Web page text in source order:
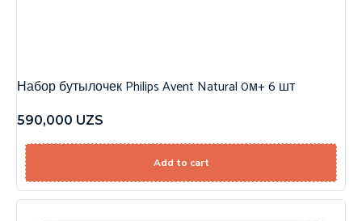
Набор бутылочек Philips Avent Natural 0м+ 6 шт
590,000 UZS
Add to cart